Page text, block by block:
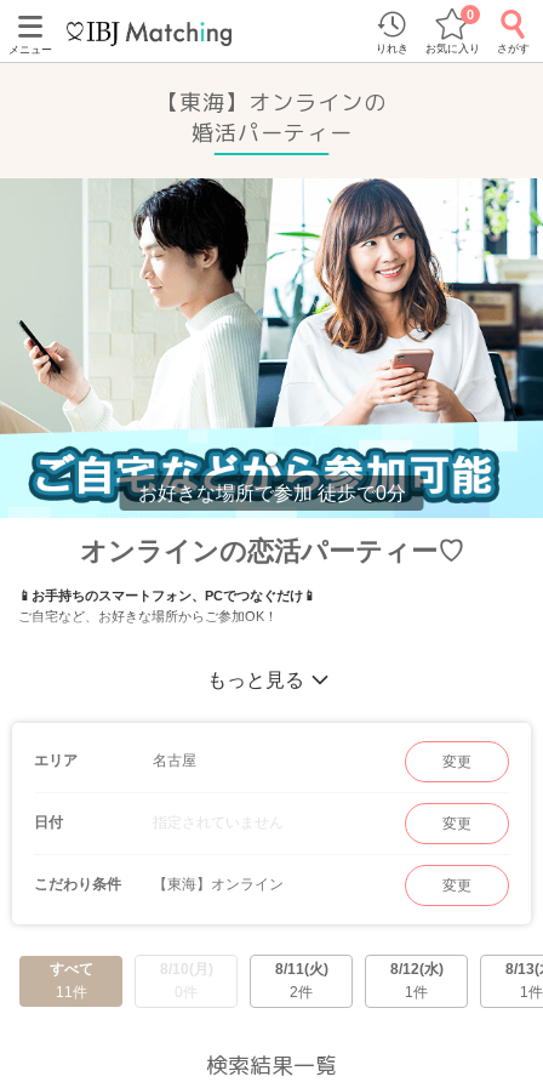
メニュー りれき お気に入り
0
さがす
【東海】オンラインの
婚活パーティー
お好きな場所で参加 徒歩で0分
オンラインの恋活パーティー♡
📱お手持ちのスマートフォン、PCでつなぐだけ📱
ご自宅など、お好きな場所からご参加OK！
もっと見る
エリア 名古屋 変更
日付 指定されていません 変更
こだわり条件 【東海】オンライン 変更
すべて
11件
8/10(月)
0件
8/11(火)
2件
8/12(水)
1件
8/13(
1件
検索結果一覧